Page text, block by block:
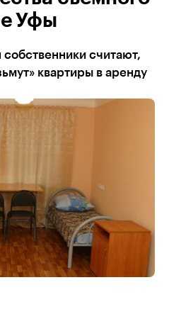
Уфы
считают,
квартиры в аренду